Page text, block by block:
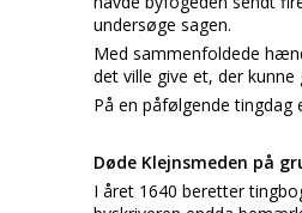
undersøge sagen.
Med sammenfoldede
det ville give et, der
På en påfølgende
Døde Klejnsmeden på
I året 1640 beretter